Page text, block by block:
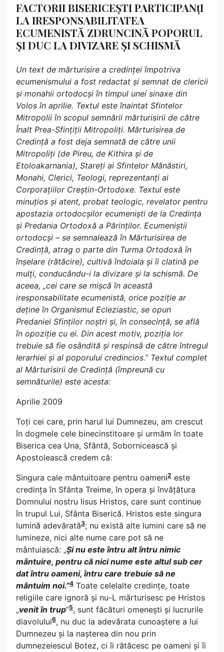
FACTORII BISERICEȘTI PARTICIPANțI
LA IRESPONSABILITATEA
ECUMENISTĂ ZDRUNCINĂ POPORUL
ȘI DUC LA DIVIZARE ȘI SCHISMĂ
Un text de mărturisire a credinței împotriva
ecumenismului a fost redactat și semnat de clericii
și monahii ortodocși în timpul unei sinaxe din
Volos în aprilie. Textul este înaintat Sfintelor
Mitropolii în scopul semnării mărturisirii de către
Înalt Prea-Sfințiții Mitropoliți. Mărturisirea de
Credință a fost deja semnată de către unii
Mitropoliți (de Pireu, de Kithira și de
Etoloakarnania), Stareți ai Sfintelor Mănăstiri,
Monahi, Clerici, Teologi, reprezentanți ai
Corporațiilor Creștin-Ortodoxe. Textul este
minuțios și atent, probat teologic, revelator pentru
apostazia ortodocșilor ecumeniști de la Credința
și Predania Ortodoxă a Părinților. Ecumeniștii
ortodocși – se semnalează în Mărturisirea de
Credință, atrag o parte din Turma Ortodoxă în
înșelare (rătăcire), cultivă îndoiala și îi clatină pe
mulți, conducându-i la divizare și la schismă. De
aceea, „cei care se mișcă în această
iresponsabilitate ecumenistă, orice poziție ar
deține în Organismul Ecleziastic, se opun
Predaniei Sfinților noștri și, în consecință, se află
în opoziție cu ei. Din acest motiv, poziția lor
trebuie să fie osândită și respinsă de către întregul
Ierarhiei și al poporului credincios.” Textul complet
al Mărturisirii de Credință (împreună cu
semnăturile) este acesta:
Aprilie 2009
Toți cei care, prin harul lui Dumnezeu, am crescut
în dogmele cele binecinstitoare și urmăm în toate
Biserica cea Una, Sfântă, Sobornicească și
Apostolească credem că:
Singura cale mântuitoare pentru oameni2 este
credința în Sfânta Treime, în opera și învățătura
Domnului nostru Iisus Hristos, care sunt continue
în trupul Lui, Sfânta Biserică. Hristos este singura
lumină adevărată3; nu există alte lumini care să ne
lumineze, nici alte nume care pot să ne
mântuiască: „Și nu este întru alt întru nimic
mântuire, pentru că nici nume este altul sub cer
dat întru oameni, întru care trebuie să ne
mântuim noi.”4 Toate celelalte credințe, toate
religiile care ignoră și nu-L mărturisesc pe Hristos
„venit în trup”5, sunt făcături omenești și lucrurile
diavolului6, nu duc la adevărata cunoaștere a lui
Dumnezeu și la nașterea din nou prin
dumnezeiescul Botez, ci îi rătăcesc pe oameni și îi